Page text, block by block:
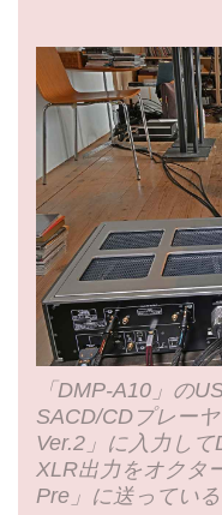
「DMP-A10」の
SACD/CDプレー
Ver.2」に入力し
XLR出力をオクタ
Pre」に送っている